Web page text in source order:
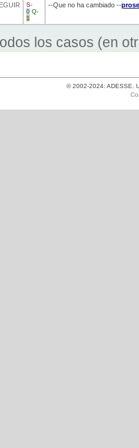
S-
0 Q-
1
--Que no ha cambiado --
los casos (en
© 2002-2024: ADESSE.